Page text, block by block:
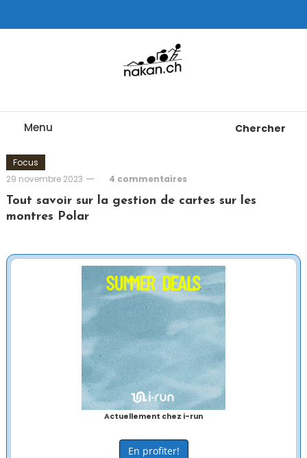
To
Menu Chercher
Focus
29 novembre 2023
4 commentaires
Tout savoir sur la gestion de cartes sur les
montres Polar
Actuellement chez i-run
En profiter!